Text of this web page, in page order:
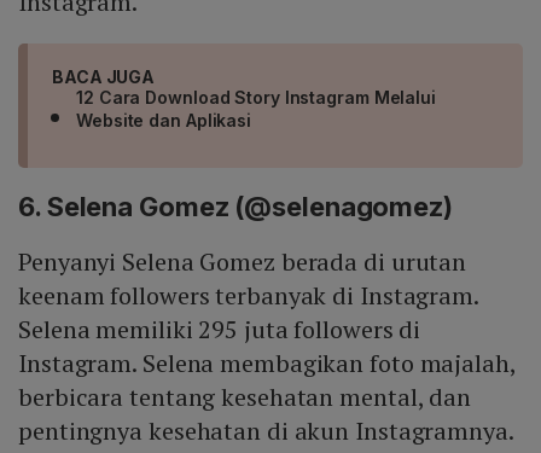
BACA JUGA
12 Cara Download Story Instagram Melalui
Website dan Aplikasi
6. Selena Gomez (@selenagomez)
Penyanyi Selena Gomez berada di urutan
keenam followers terbanyak di Instagram.
Selena memiliki 295 juta followers di
Instagram. Selena membagikan foto majalah,
berbicara tentang kesehatan mental, dan
pentingnya kesehatan di akun Instagramnya.